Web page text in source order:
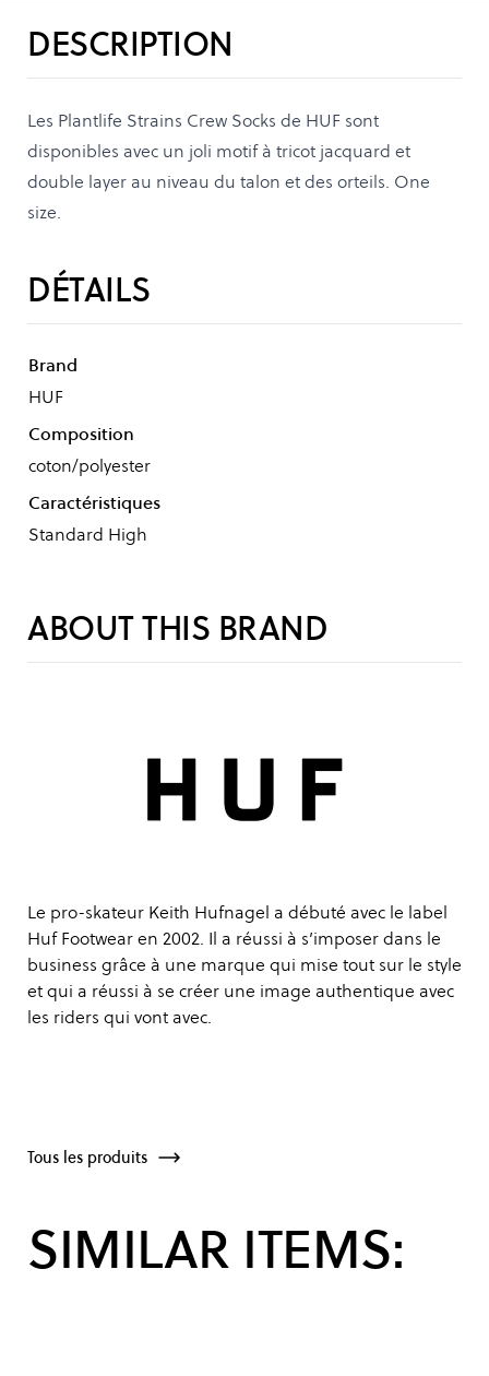
DESCRIPTION
Les Plantlife Strains Crew Socks de HUF sont
disponibles avec un joli motif à tricot jacquard et
double layer au niveau du talon et des orteils. One
size.
DÉTAILS
Brand
HUF
Composition
coton/polyester
Caractéristiques
Standard High
ABOUT THIS BRAND
Le pro-skateur Keith Hufnagel a débuté avec le label
Huf Footwear en 2002. Il a réussi à s’imposer dans le
business grâce à une marque qui mise tout sur le style
et qui a réussi à se créer une image authentique avec
les riders qui vont avec.
Tous les produits
SIMILAR ITEMS: